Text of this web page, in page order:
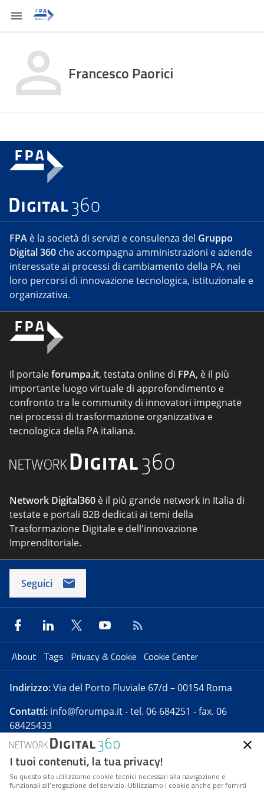
Francesco Paorici
FPA è la società di servizi e consulenza del Gruppo
Digital 360 che accompagna amministrazioni e aziende
interessate ai processi di cambiamento della PA, nei
loro percorsi di innovazione tecnologica, istituzionale e
organizzativa.
Il portaleforumpa.it, testata online di FPA, è il più
importante luogo virtuale di approfondimento e
confronto tra le community di innovatori impegnate
nei processi di trasformazione organizzativa e
tecnologica della PA italiana.
Network Digital360 è il più grande network in Italia di
testate e portali B2B dedicati ai temi della
Trasformazione Digitale e dell'innovazione
Imprenditoriale.
Seguici
About Tags Privacy & Cookie Cookie Center
Indirizzo:Via del Porto Fluviale 67/d – 00154 Roma
Contatti: info@forumpa.it- tel. 06 684251 - fax. 06
68425433
Forumpa.itè una pubblicazione telematica iscritta
presso Registro della stampa del Tribunale di Roma -
Reg. n. 182 del 2 maggio 2008 - Direttore resp. Michela
I tuoi contenuti, la tua privacy!
Su questo sito utilizziamo cookie tecnici necessari alla navigazione e
funzionali all’erogazione del servizio. Utilizziamo i cookie anche per fornirti